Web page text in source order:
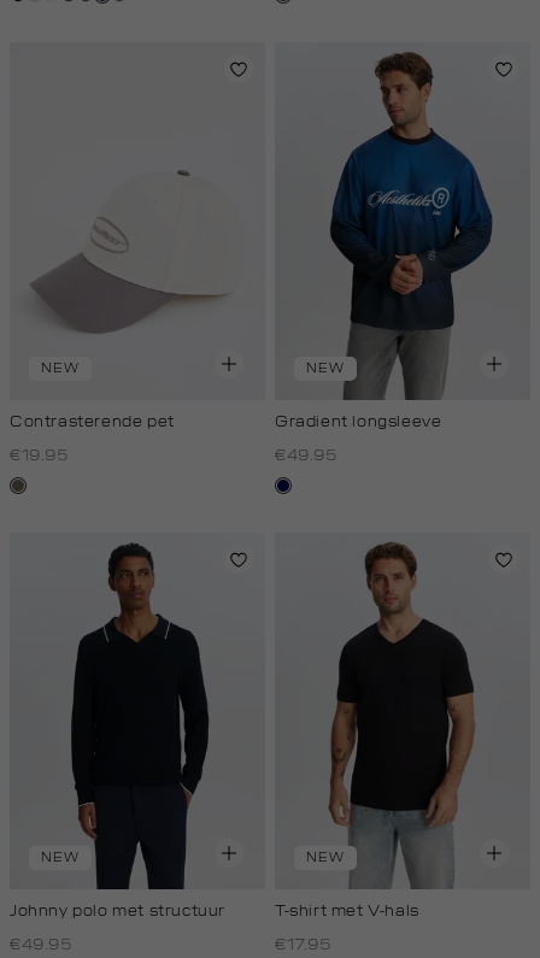
NEW
Contrasterende pet
€19.95
middenbruin
NEW
Gradient longsleeve
€49.95
blauw
NEW
Johnny polo met structuur
€49.95
NEW
T-shirt met V-hals
€17.95